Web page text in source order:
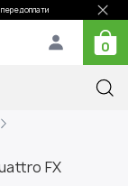
передоплати
0
FX